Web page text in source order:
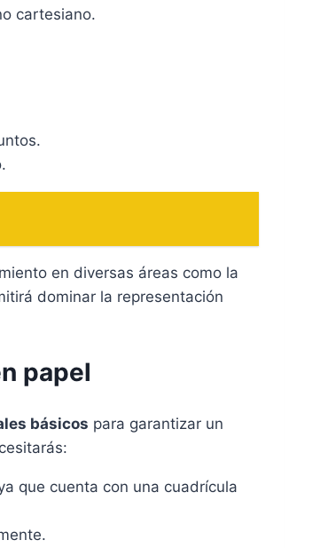
cartesiano.
en diversas áreas como la
dominar la representación
papel
básicos para garantizar un
que cuenta con una cuadrícula